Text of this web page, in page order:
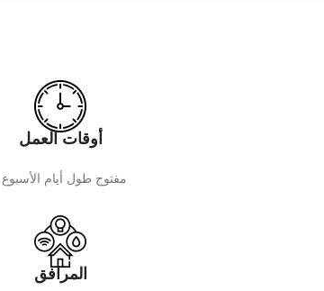
أوقات العمل
مفتوح طول أيام الأسبوع .
المرافق